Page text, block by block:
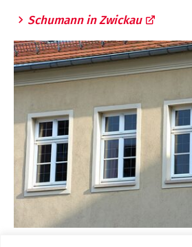
Schumann in Zwickau